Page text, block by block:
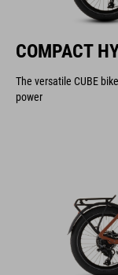
COMPACT
The versatile CUBE
power